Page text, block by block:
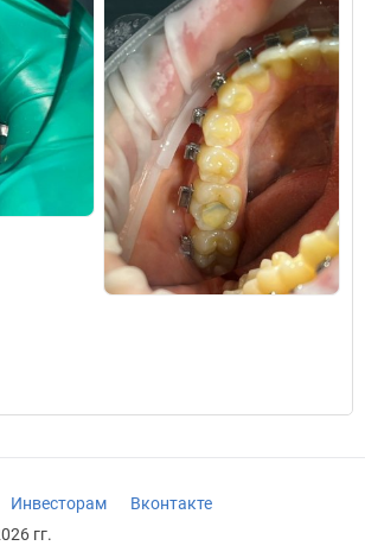
Инвесторам
Вконтакте
гг.